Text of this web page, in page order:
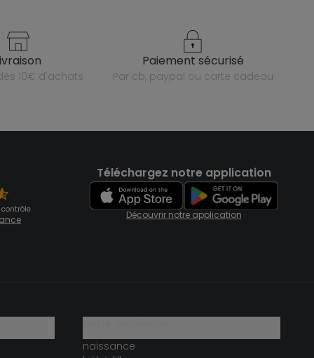
livraison
10€ d'achats
paiement sécurisé
par cb, paypal ou carte cadeau
Téléchargez notre application
Découvrir notre application
naissance